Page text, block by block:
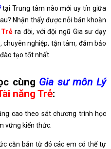
tại Trung tâm nào mới uy tín giữa
Nhận thấy được nỗi băn khoăn
ra đời, với đội ngũ Gia sư dạy
chuyên nghiệp, tận tâm, đảm bảo
tạo tốt nhất.
cùng Gia sư môn Lý
năng Trẻ:
cao theo sát chương trình học
vững kiến thức.
căn bản từ đó các em có thể tự